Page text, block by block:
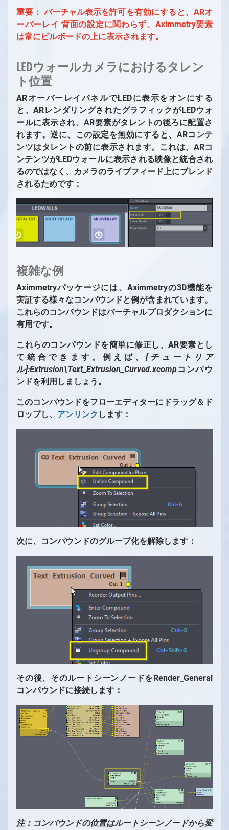
重要： バーチャル表示を許可を有効にすると、ARオ
ーバーレイ 背面の設定に関わらず、Aximmetry要素
は常にビルボードの上に表示されます。
LEDウォールカメラにおけるタレン
ト位置
ARオーバーレイパネルでLEDに表示をオンにする
と、ARレンダリングされたグラフィックがLEDウォ
ールに表示され、AR要素がタレントの後ろに配置さ
れます。逆に、この設定を無効にすると、ARコンテ
ンツはタレントの前に表示されます。これは、ARコ
ンテンツがLEDウォールに表示される映像と統合され
るのではなく、カメラのライブフィード上にブレンド
されるためです：
複雑な例
Aximmetryパッケージには、Aximmetryの3D機能を
実証する様々なコンパウンドと例が含まれています。
これらのコンパウンドはバーチャルプロダクションに
有用です。
これらのコンパウンドを簡単に修正し、AR要素とし
て統合できます。例えば、[チュートリア
ル]:Extrusion\Text_Extrusion_Curved.xcompコンパウ
ンドを利用しましょう。
このコンパウンドをフローエディターにドラッグ＆ド
ロップし、 アンリンク します：
次に、コンパウンドのグループ化を解除します：
その後、そのルートシーンノードをRender_General
コンパウンドに接続します：
注：コンパウンドの位置はルートシーンノードから変